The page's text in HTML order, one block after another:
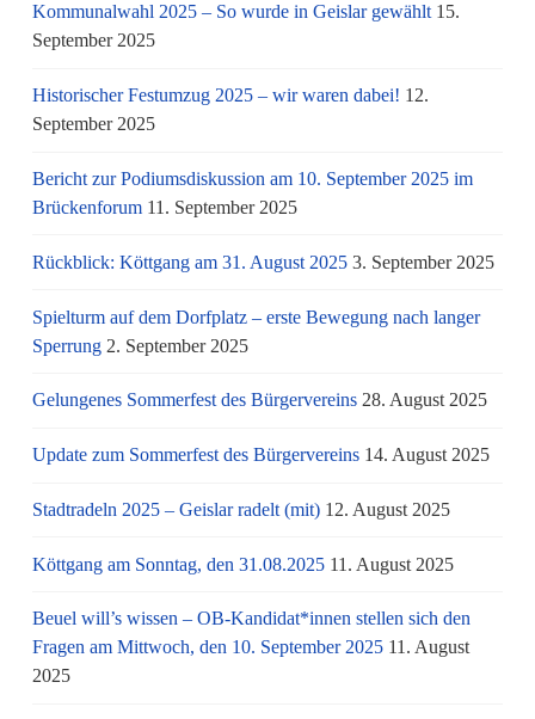
Kommunalwahl 2025 – So wurde in Geislar gewählt 15.
September 2025
Historischer Festumzug 2025 – wir waren dabei! 12.
September 2025
Bericht zur Podiumsdiskussion am 10. September 2025 im
Brückenforum 11. September 2025
Rückblick: Köttgang am 31. August 2025 3. September 2025
Spielturm auf dem Dorfplatz – erste Bewegung nach langer
Sperrung 2. September 2025
Gelungenes Sommerfest des Bürgervereins 28. August 2025
Update zum Sommerfest des Bürgervereins 14. August 2025
Stadtradeln 2025 – Geislar radelt (mit) 12. August 2025
Köttgang am Sonntag, den 31.08.2025 11. August 2025
Beuel will’s wissen – OB-Kandidat*innen stellen sich den
Fragen am Mittwoch, den 10. September 2025 11. August
2025